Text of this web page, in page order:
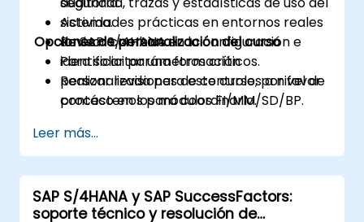
sistema.
Revisar cambios en la configuración e
identificar parámetros críticos.
Realizar revisiones de controles a nivel de
proceso en los módulos FI/MM/SD/BP.
preparar informes estructurados.
Actividades prácticas en entornos reales
de SAP S/4HANA.
Opciones de personalización del curso
Para solicitar una formación
personalizada para este curso, por favor
contáctenos para coordinarlo.
Leer más...
SAP S/4HANA y SAP SuccessFactors:
soporte técnico y resolución de